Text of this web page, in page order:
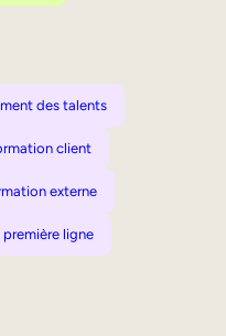
des talents
client
externe
ligne